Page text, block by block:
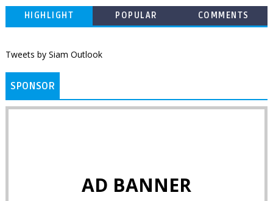
HIGHLIGHT POPULAR COMMENTS
Tweets by Siam Outlook
SPONSOR
AD BANNER